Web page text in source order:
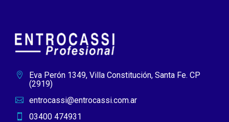

Eva Perón 1349, Villa Constitución, Santa Fe. CP
(2919)
 entrocassi@entrocassi.com.ar
 03400 474931